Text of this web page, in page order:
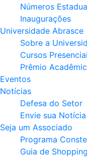
Números
Inaugurações
Universidade Abrasce
Sobre a
Cursos
Prêmio
Eventos
Notícias
Defesa do Setor
Envie sua Notícia
Seja um Associado
Programa
Guia de